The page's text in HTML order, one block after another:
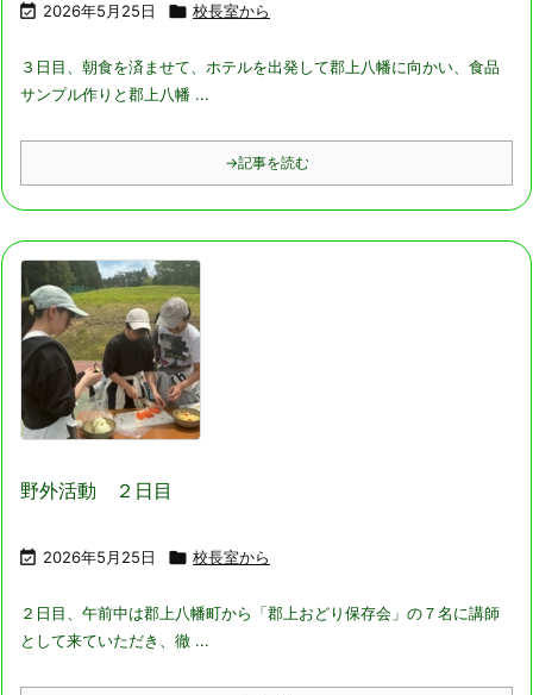
 2026年5月25日  校長室から
３日目、朝食を済ませて、ホテルを出発して郡上八幡に向かい、食品
サンプル作りと郡上八幡 ...
→記事を読む
野外活動 ２日目
 2026年5月25日  校長室から
２日目、午前中は郡上八幡町から「郡上おどり保存会」の７名に講師
として来ていただき、徹 ...